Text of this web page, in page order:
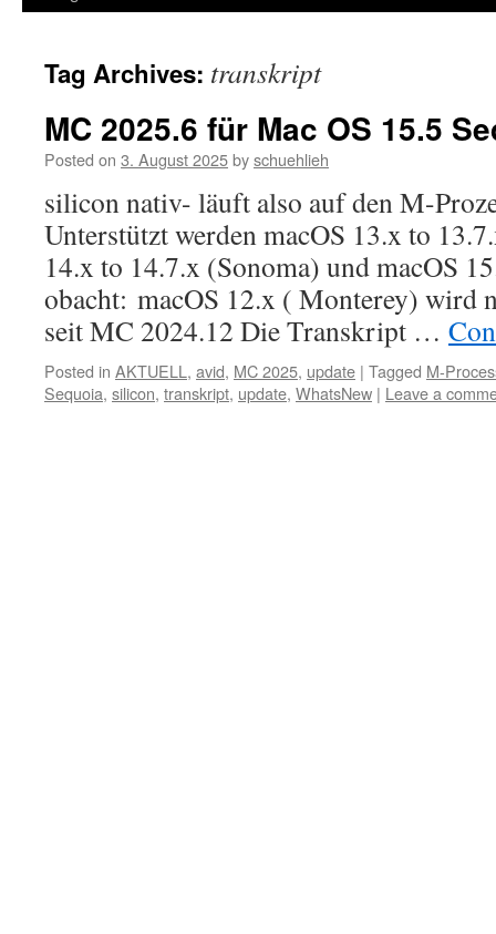
Tag Archives: transkript
MC 2025.6 für Mac OS 15.5
Posted on 3. August 2025byschuehlieh
silicon nativ- läuft also auf den M-
Unterstützt werden macOS 13.x to
14.x to 14.7.x (Sonoma) und macOS
obacht: macOS 12.x ( Monterey) wird
seit MC 2024.12 Die Transkript …
Posted in AKTUELL , avid, MC 2025, update | Tagged M-
Sequoia, silicon, transkript, update, WhatsNew | Leave a